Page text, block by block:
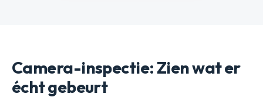
Camera-inspectie: Zien wat er
écht gebeurt